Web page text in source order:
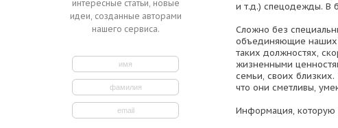
интересные статьи, новые
идеи, созданные авторами
нашего сервиса.
и т.д.) спецодежды. В
Сложно без
объединяющие наших
таких должностях,
жизненными
семьи, своих
что они сметливы,
Информация, которую